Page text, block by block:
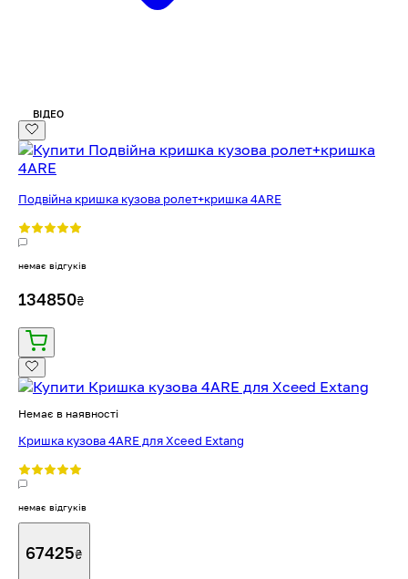
ВІДЕО
Подвійна кришка кузова ролет+кришка 4ARE
немає відгуків
134850₴
Немає в наявності
Кришка кузова 4ARE для Xceed Extang
немає відгуків
67425₴